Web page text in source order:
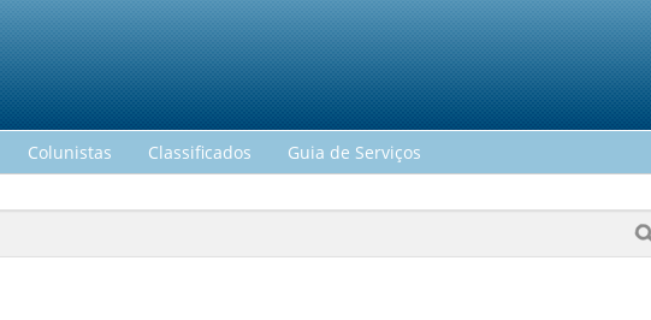
Colunistas Classificados Guia de Serviços